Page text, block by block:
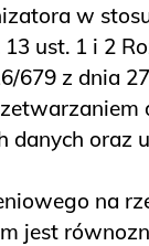
w
ust. 1 i 2
679 z dnia
danych oraz
na
jest